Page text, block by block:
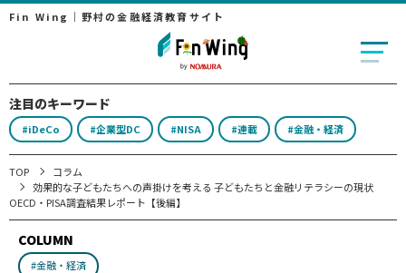
Fin Wing｜野村の金融経済教育サイト
注目のキーワード
#iDeCo #企業型DC #NISA #連載 #金融・経済
TOP
コラム
効果的な子どもたちへの声掛けを考える 子どもたちと金融リテラシーの現状
OECD・PISA調査結果レポート【後編】
COLUMN
#金融・経済